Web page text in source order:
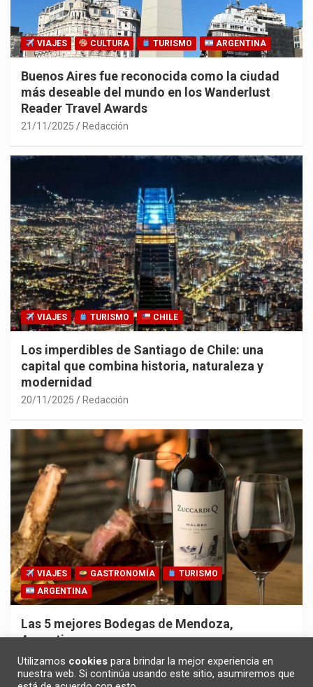
VIAJES CULTURA TURISMO ARGENTINA
Buenos Aires fue reconocida como la ciudad
más deseable del mundo en los Wanderlust
Reader Travel Awards
21/11/2025 Redacción
VIAJES TURISMO CHILE
Los imperdibles de Santiago de Chile: una
capital que combina historia, naturaleza y
modernidad
20/11/2025 Redacción
VIAJES GASTRONOMÍA
TURISMO
ARGENTINA
Las 5 mejores Bodegas de Mendoza,
Argentina
30/10/2025 Redacción
Utilizamos cookies para brindar la mejor experiencia en
nuestra web. Si continúa usando este sitio, asumiremos que